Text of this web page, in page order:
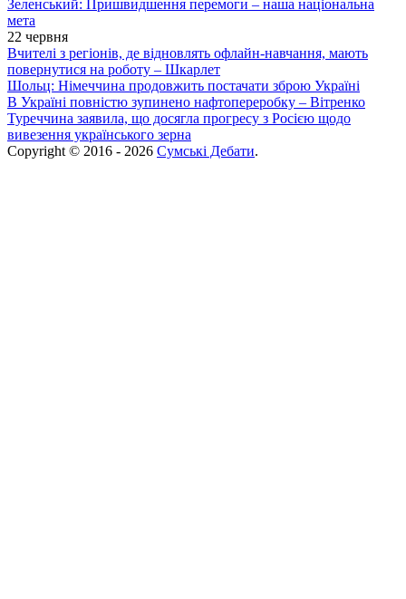
Зеленський: Пришвидшення перемоги – наша національна
мета
22 червня
Вчителі з регіонів, де відновлять офлайн-навчання, мають
повернутися на роботу – Шкарлет
Шольц: Німеччина продовжить постачати зброю Україні
В Україні повністю зупинено нафтопереробку – Вітренко
Туреччина заявила, що досягла прогресу з Росією щодо
вивезення українського зерна
Copyright © 2016 - 2026 Сумські Дебати.